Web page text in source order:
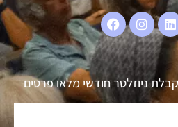
ניוזלטר חודשי מלאו פרטים